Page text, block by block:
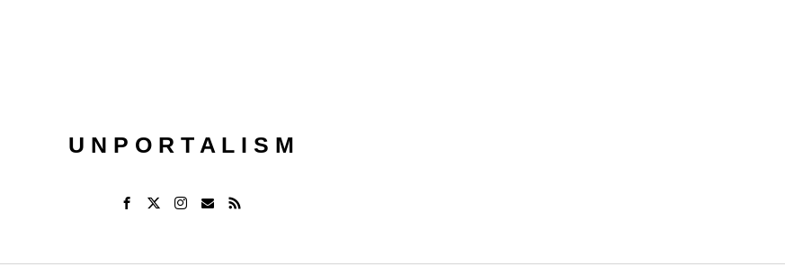
U N P O R T A L I S M